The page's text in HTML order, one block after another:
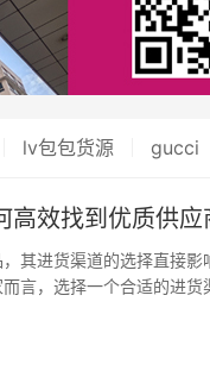
lv包包货源 gucci
效找到优质供应
其进货渠道的选择直接影
言，选择一个合适的进货